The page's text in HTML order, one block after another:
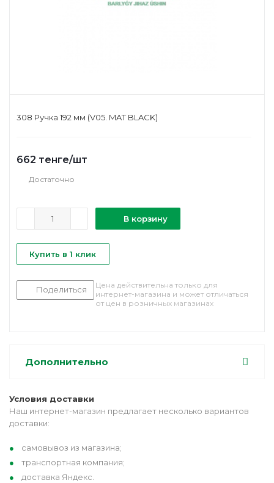
308 Ручка 192 мм (V05. MAT BLACK)
662 тенге/шт
Достаточно
В корзину
Купить в 1 клик
Поделиться
Цена действительна только для
интернет-магазина и может отличаться
от цен в розничных магазинах
Дополнительно
Условия доставки
Наш интернет-магазин предлагает несколько вариантов
доставки:
самовывоз из магазина;
транспортная компания;
доставка Яндекс.